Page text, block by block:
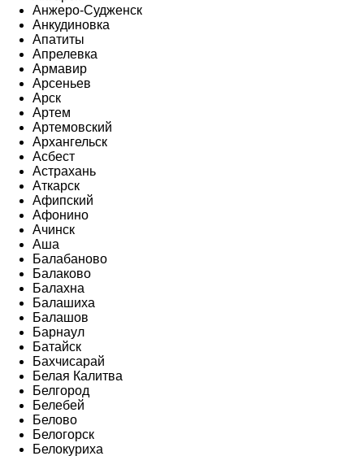
Анжеро-Судженск
Анкудиновка
Апатиты
Апрелевка
Армавир
Арсеньев
Арск
Артем
Артемовский
Архангельск
Асбест
Астрахань
Аткарск
Афипский
Афонино
Ачинск
Аша
Балабаново
Балаково
Балахна
Балашиха
Балашов
Барнаул
Батайск
Бахчисарай
Белая Калитва
Белгород
Белебей
Белово
Белогорск
Белокуриха